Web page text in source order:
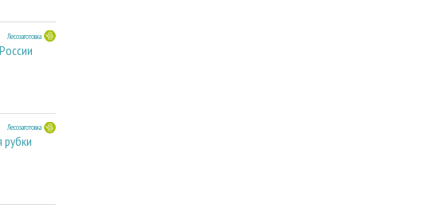
Лесозаготовка
Лесозаготовка
рубки